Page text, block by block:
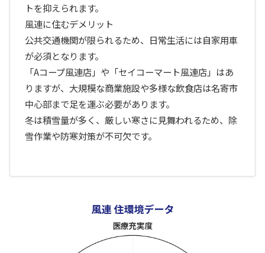
トを抑えられます。
風連に住むデメリット
公共交通機関が限られるため、日常生活には自家用車
が必須となります。
「Aコープ風連店」や「セイコーマート風連店」はあ
りますが、大規模な商業施設や多様な飲食店は名寄市
中心部まで足を運ぶ必要があります。
冬は積雪量が多く、厳しい寒さに見舞われるため、除
雪作業や防寒対策が不可欠です。